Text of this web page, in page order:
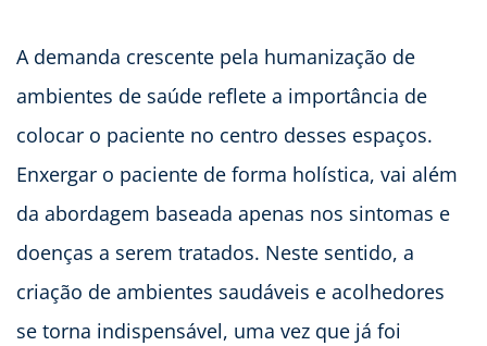
A demanda crescente pela humanização de
ambientes de saúde reflete a importância de
colocar o paciente no centro desses espaços.
Enxergar o paciente de forma holística, vai além
da abordagem baseada apenas nos sintomas e
doenças a serem tratados. Neste sentido, a
criação de ambientes saudáveis e acolhedores
se torna indispensável, uma vez que já foi